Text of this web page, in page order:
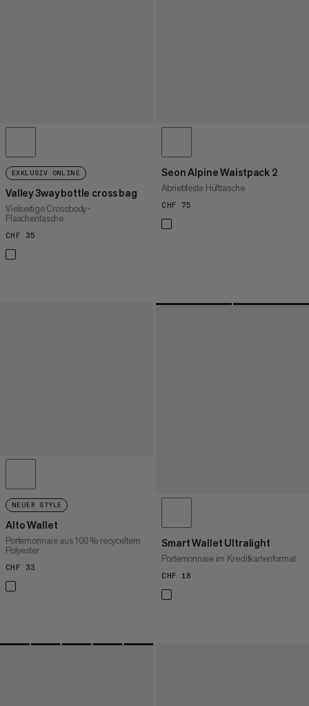
EXKLUSIV ONLINE
Valley 3way bottle cross bag
Vielseitige Crossbody-
Flaschentasche
CHF 35
Seon Alpine Waistpack 2
Abriebfeste Hüfttasche
CHF 75
NEUER STYLE
Alto Wallet
Portemonnaie aus 100 % recyceltem
Polyester
CHF 33
Smart Wallet Ultralight
Portemonnaie im Kreditkartenformat
CHF 18